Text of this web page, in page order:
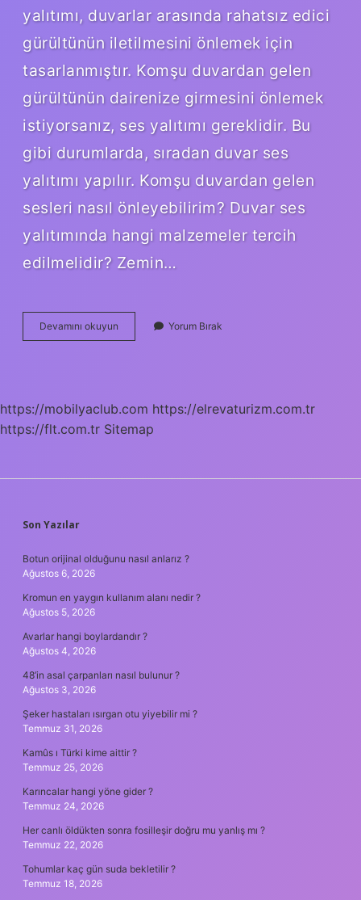
yalıtımı, duvarlar arasında rahatsız edici
gürültünün iletilmesini önlemek için
tasarlanmıştır. Komşu duvardan gelen
gürültünün dairenize girmesini önlemek
istiyorsanız, ses yalıtımı gereklidir. Bu
gibi durumlarda, sıradan duvar ses
yalıtımı yapılır. Komşu duvardan gelen
sesleri nasıl önleyebilirim? Duvar ses
yalıtımında hangi malzemeler tercih
edilmelidir? Zemin…
Devamını okuyun Komşuya
Giden
Yorum Bırak
https://mobilyaclub.com https://elrevaturizm.com.tr
https://flt.com.tr Sitemap
SIDEBAR
Son Yazılar
Botun orijinal olduğunu nasıl anlarız ?
Ağustos 6, 2026
Kromun en yaygın kullanım alanı nedir ?
Ağustos 5, 2026
Avarlar hangi boylardandır ?
Ağustos 4, 2026
48’in asal çarpanları nasıl bulunur ?
Ağustos 3, 2026
Şeker hastaları ısırgan otu yiyebilir mi ?
Temmuz 31, 2026
Kamûs ı Türki kime aittir ?
Temmuz 25, 2026
Karıncalar hangi yöne gider ?
Temmuz 24, 2026
Her canlı öldükten sonra fosilleşir doğru mu yanlış mı ?
Temmuz 22, 2026
Tohumlar kaç gün suda bekletilir ?
Temmuz 18, 2026